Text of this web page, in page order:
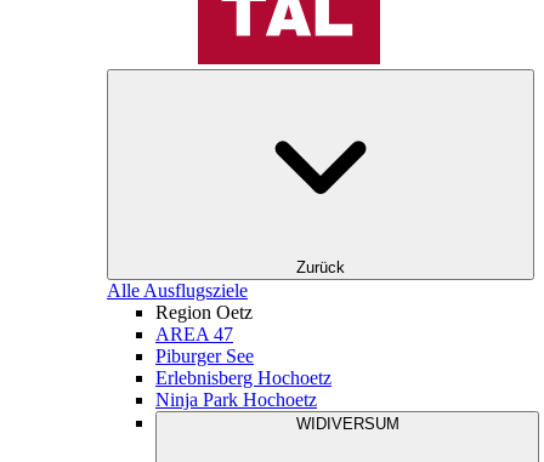
Zurück
Alle Ausflugsziele
Region Oetz
AREA 47
Piburger See
Erlebnisberg Hochoetz
Ninja Park Hochoetz
WIDIVERSUM